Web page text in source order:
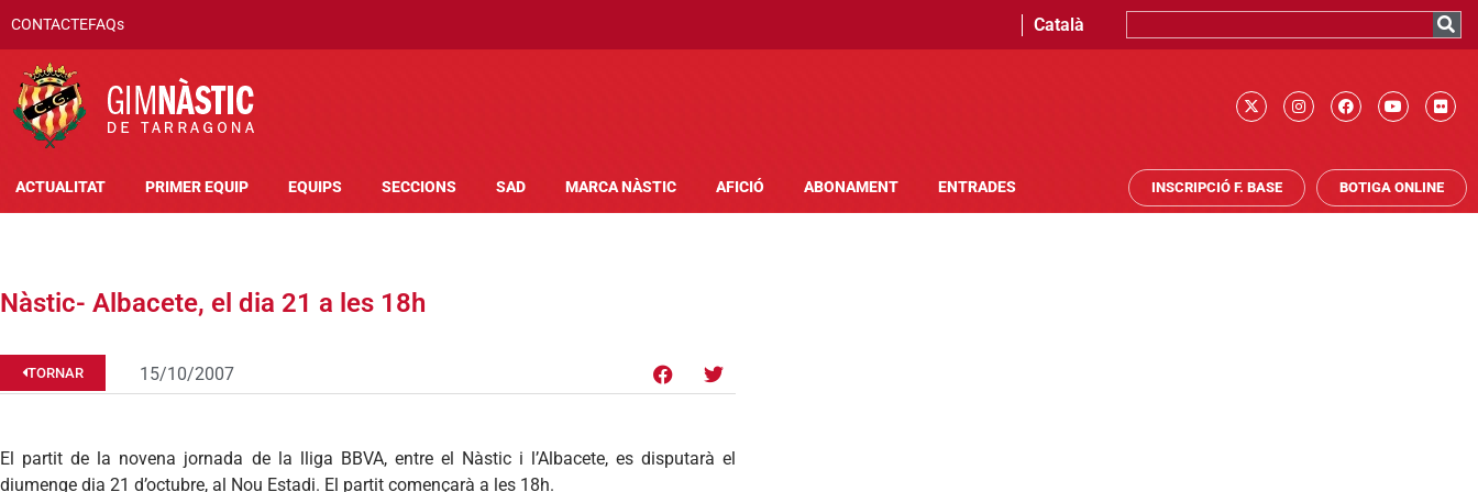
CONTACTEFAQs Català
ACTUALITAT PRIMER EQUIP EQUIPS SECCIONS SAD MARCA NÀSTIC AFICIÓ ABONAMENT ENTRADES INSCRIPCIÓ F. BASE BOTIGA ONLINE
Nàstic- Albacete, el dia 21 a les 18h
TORNAR 15/10/2007
El partit de la novena jornada de la lliga BBVA, entre el Nàstic i l’Albacete, es disputarà el
diumenge dia 21 d’octubre, al Nou Estadi. El partit començarà a les 18h.